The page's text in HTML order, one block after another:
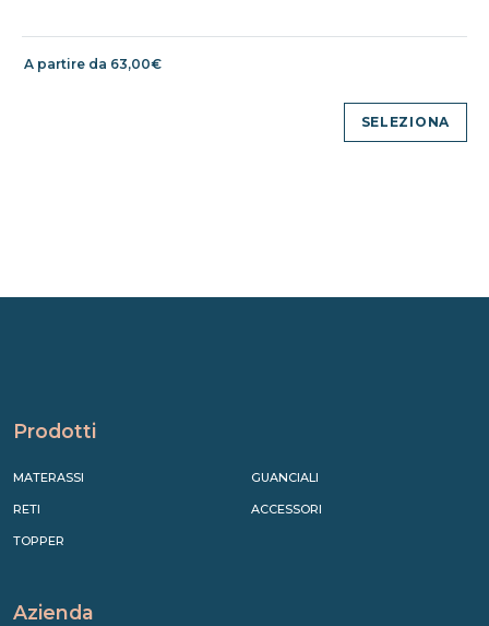
A partire da 63,00€
SELEZIONA
Prodotti
MATERASSI
RETI
TOPPER
GUANCIALI
ACCESSORI
Azienda